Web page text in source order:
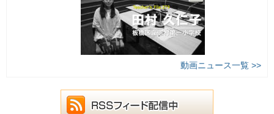
動画ニュース一覧 >>